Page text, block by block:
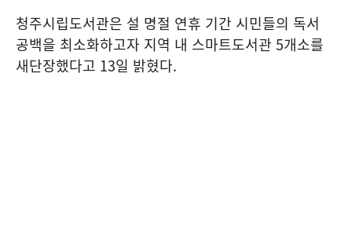
청주시립도서관은 설 명절 연휴 기간 시민들의 독서
공백을 최소화하고자 지역 내 스마트도서관 5개소를
새단장했다고 13일 밝혔다.